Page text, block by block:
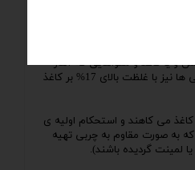
و یا کاغذ و مقواهایی که آهار
چندانی ندارند مشهود است. قلیایی ها نیز با غلظت بالای 17% بر کاغذ
می کاهند و استحکام اولیه ی
به صورت مقاوم به چربی تهیه
لمینت گردیده باشند).